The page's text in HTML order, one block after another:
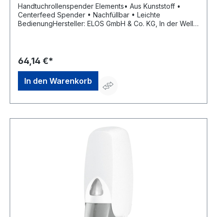
Handtuchrollenspender Elements• Aus Kunststoff •
Centerfeed Spender • Nachfüllbar • Leichte
BedienungHersteller: ELOS GmbH & Co. KG, In der Welle
64,14 €*
In den Warenkorb